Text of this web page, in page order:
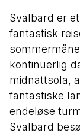
Svalbard er
fantastisk
kontinuerlig
midnattsola,
fantastiske
endeløse
Svalbard